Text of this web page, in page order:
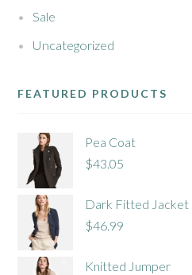
Sale
Uncategorized
FEATURED PRODUCTS
Pea Coat
$43.05
Dark Fitted Jacket
$46.99
Knitted Jumper